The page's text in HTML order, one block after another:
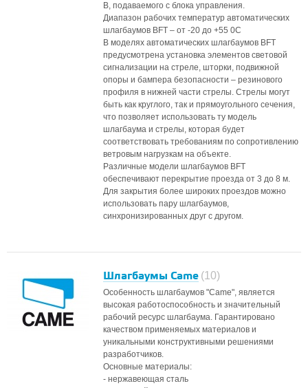
В, подаваемого с блока управления.
Диапазон рабочих температур автоматических
шлагбаумов BFT – от -20 до +55 0С
В моделях автоматических шлагбаумов BFT
предусмотрена установка элементов световой
сигнализации на стреле, шторки, подвижной
опоры и бампера безопасности – резинового
профиля в нижней части стрелы. Стрелы могут
быть как круглого, так и прямоугольного сечения,
что позволяет использовать ту модель
шлагбаума и стрелы, которая будет
соответствовать требованиям по сопротивлению
ветровым нагрузкам на объекте.
Различные модели шлагбаумов BFT
обеспечивают перекрытие проезда от 3 до 8 м.
Для закрытия более широких проездов можно
использовать пару шлагбаумов,
синхронизированных друг с другом.
Шлагбаумы Came (10)
Особенность шлагбаумов "Came", является
высокая работоспособность и значительный
рабочий ресурс шлагбаума. Гарантировано
качеством применяемых материалов и
уникальными конструктивными решениями
разработчиков.
Основные материалы:
- нержавеющая сталь